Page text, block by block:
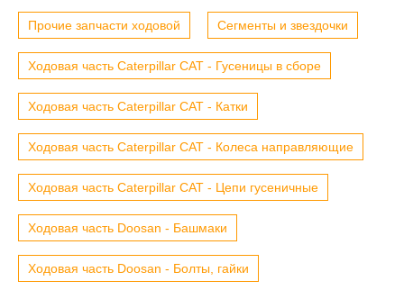
Прочие запчасти ходовой Сегменты и звездочки
Ходовая часть Caterpillar CAT - Гусеницы в сборе
Ходовая часть Caterpillar CAT - Катки
Ходовая часть Caterpillar CAT - Колеса направляющие
Ходовая часть Caterpillar CAT - Цепи гусеничные
Ходовая часть Doosan - Башмаки
Ходовая часть Doosan - Болты, гайки